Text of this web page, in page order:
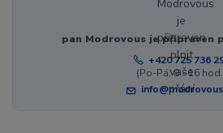
pan Modrovous je připraven
+420 725 736
(Po-Pá, 8 - 16